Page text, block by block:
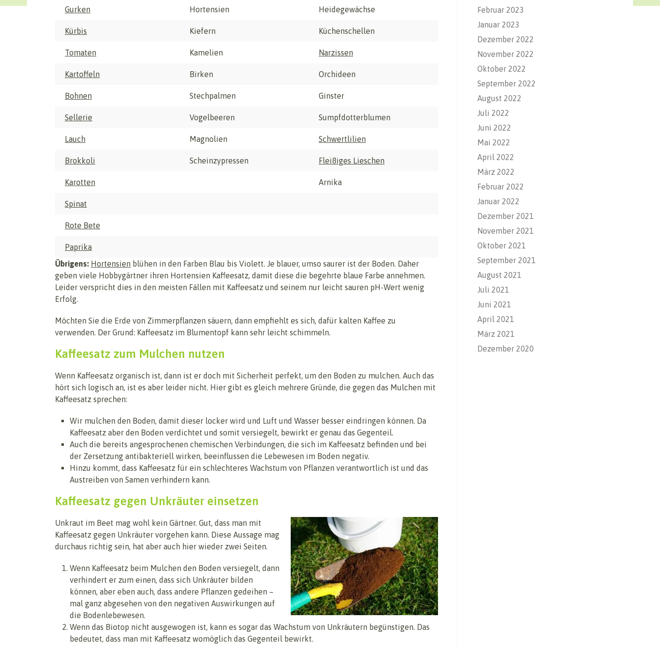
Gurken Hortensien Heidegewächse
Kürbis Kiefern Küchenschellen
Tomaten Kamelien Narzissen
Kartoffeln Birken Orchideen
Bohnen Stechpalmen Ginster
Sellerie Vogelbeeren Sumpfdotterblumen
Lauch Magnolien Schwertlilien
Brokkoli Scheinzypressen Fleißiges Lieschen
Karotten Arnika
Spinat
Rote Bete
Paprika
Übrigens: Hortensien blühen in den Farben Blau bis Violett. Je blauer, umso saurer ist der Boden. Daher
geben viele Hobbygärtner ihren Hortensien Kaffeesatz, damit diese die begehrte blaue Farbe annehmen.
Leider verspricht dies in den meisten Fällen mit Kaffeesatz und seinem nur leicht sauren pH-Wert wenig
Erfolg.
Möchten Sie die Erde von Zimmerpflanzen säuern, dann empfiehlt es sich, dafür kalten Kaffee zu
verwenden. Der Grund: Kaffeesatz im Blumentopf kann sehr leicht schimmeln.
Kaffeesatz zum Mulchen nutzen
Wenn Kaffeesatz organisch ist, dann ist er doch mit Sicherheit perfekt, um den Boden zu mulchen. Auch das
hört sich logisch an, ist es aber leider nicht. Hier gibt es gleich mehrere Gründe, die gegen das Mulchen mit
Kaffeesatz sprechen:
Wir mulchen den Boden, damit dieser locker wird und Luft und Wasser besser eindringen können. Da
Kaffeesatz aber den Boden verdichtet und somit versiegelt, bewirkt er genau das Gegenteil.
Auch die bereits angesprochenen chemischen Verbindungen, die sich im Kaffeesatz befinden und bei
der Zersetzung antibakteriell wirken, beeinflussen die Lebewesen im Boden negativ.
Hinzu kommt, dass Kaffeesatz für ein schlechteres Wachstum von Pflanzen verantwortlich ist und das
Austreiben von Samen verhindern kann.
Kaffeesatz gegen Unkräuter einsetzen
Unkraut im Beet mag wohl kein Gärtner. Gut, dass man mit
Kaffeesatz gegen Unkräuter vorgehen kann. Diese Aussage mag
durchaus richtig sein, hat aber auch hier wieder zwei Seiten.
Wenn Kaffeesatz beim Mulchen den Boden versiegelt, dann
verhindert er zum einen, dass sich Unkräuter bilden
können, aber eben auch, dass andere Pflanzen gedeihen –
mal ganz abgesehen von den negativen Auswirkungen auf
die Bodenlebewesen.
Wenn das Biotop nicht ausgewogen ist, kann es sogar das Wachstum von Unkräutern begünstigen. Das
bedeutet, dass man mit Kaffeesatz womöglich das Gegenteil bewirkt.
Februar 2023
Januar 2023
Dezember 2022
November 2022
Oktober 2022
September 2022
August 2022
Juli 2022
Juni 2022
Mai 2022
April 2022
März 2022
Februar 2022
Januar 2022
Dezember 2021
November 2021
Oktober 2021
September 2021
August 2021
Juli 2021
Juni 2021
April 2021
März 2021
Dezember 2020